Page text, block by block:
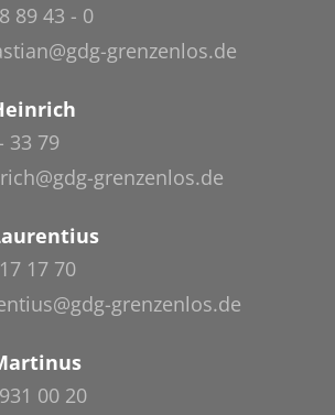
89 43 - 0
grenzenlos.de
33 79
grenzenlos.de
17 70
grenzenlos.de
00 20